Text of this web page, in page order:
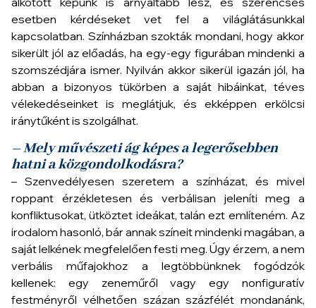
esetben kérdéseket vet fel a világlátásunkkal
kapcsolatban. Színházban szokták mondani, hogy akkor
sikerült jól az előadás, ha egy-egy figurában mindenki a
szomszédjára ismer. Nyilván akkor sikerül igazán jól, ha
abban a bizonyos tükörben a saját hibáinkat, téves
vélekedéseinket is meglátjuk, és ekképpen erkölcsi
iránytűként is szolgálhat.
– Mely művészeti ág képes a legerősebben
hatni a közgondolkodásra?
– Szenvedélyesen szeretem a színházat, és mivel
roppant érzékletesen és verbálisan jeleníti meg a
konfliktusokat, ütköztet ideákat, talán ezt említeném. Az
irodalom hasonló, bár annak színeit mindenki magában, a
saját lelkének megfelelően festi meg. Úgy érzem, a nem
verbális műfajokhoz a legtöbbünknek fogódzók
kellenek: egy zeneműről vagy egy nonfiguratív
festményről vélhetően százan százfélét mondanánk,